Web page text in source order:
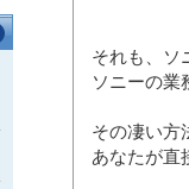
それも、ソ
ソニーの業
その凄い方
あなたが直